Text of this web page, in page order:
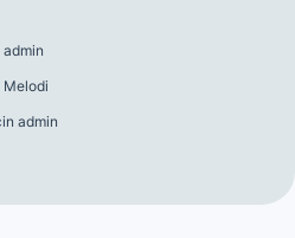
admin
Melodi
admin